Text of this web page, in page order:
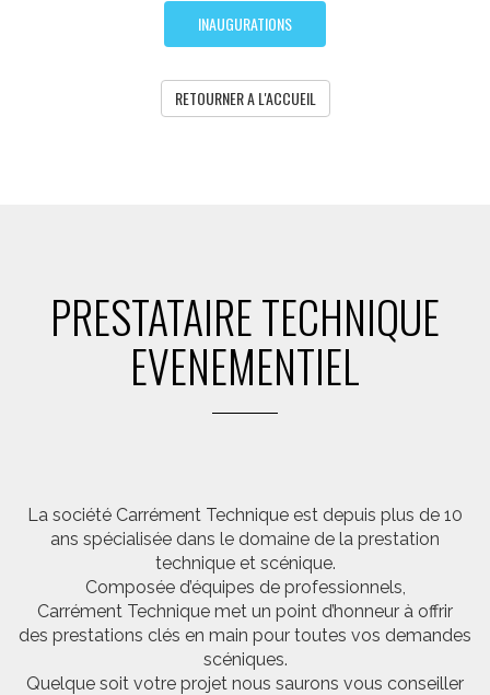
INAUGURATIONS
RETOURNER A L'ACCUEIL
PRESTATAIRE TECHNIQUE
EVENEMENTIEL
La société Carrément Technique est depuis plus de 10
ans spécialisée dans le domaine de la prestation
technique et scénique.
Composée d’équipes de professionnels,
Carrément Technique met un point d’honneur à offrir
des prestations clés en main pour toutes vos demandes
scéniques.
Quelque soit votre projet nous saurons vous conseiller